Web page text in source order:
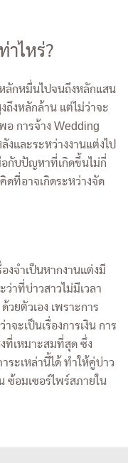
าไหร่?
ลักหมื่นไปจนถึงหลักแสน
งหลักล้าน แต่ไม่ว่าจะ
อ การจ้าง Wedding
งและระหว่างงานแต่งไป
อกับปัญหาที่เกิดขึ้นไม่กี่
ดที่อาจเกิดระหว่างจัด
งจำเป็นหากงานแต่งมี
าที่บ่าวสาวไม่มีเวลา
ยตัวเอง เพราะการ
จะเป็นเรื่องการเงิน การ
งที่เหมาะสมที่สุด ซึ่ง
ระเหล่านี้ได้ ทำให้คู่บ่าว
ซ้อมเซอร์ไพร์สภายใน